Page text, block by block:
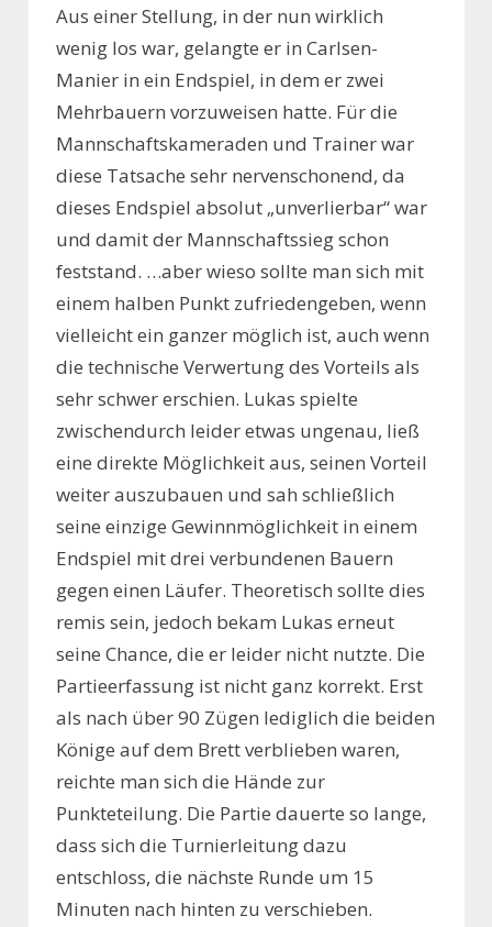
Aus einer Stellung, in der nun wirklich
wenig los war, gelangte er in Carlsen-
Manier in ein Endspiel, in dem er zwei
Mehrbauern vorzuweisen hatte. Für die
Mannschaftskameraden und Trainer war
diese Tatsache sehr nervenschonend, da
dieses Endspiel absolut „unverlierbar“ war
und damit der Mannschaftssieg schon
feststand. …aber wieso sollte man sich mit
einem halben Punkt zufriedengeben, wenn
vielleicht ein ganzer möglich ist, auch wenn
die technische Verwertung des Vorteils als
sehr schwer erschien. Lukas spielte
zwischendurch leider etwas ungenau, ließ
eine direkte Möglichkeit aus, seinen Vorteil
weiter auszubauen und sah schließlich
seine einzige Gewinnmöglichkeit in einem
Endspiel mit drei verbundenen Bauern
gegen einen Läufer. Theoretisch sollte dies
remis sein, jedoch bekam Lukas erneut
seine Chance, die er leider nicht nutzte. Die
Partieerfassung ist nicht ganz korrekt. Erst
als nach über 90 Zügen lediglich die beiden
Könige auf dem Brett verblieben waren,
reichte man sich die Hände zur
Punkteteilung. Die Partie dauerte so lange,
dass sich die Turnierleitung dazu
entschloss, die nächste Runde um 15
Minuten nach hinten zu verschieben.